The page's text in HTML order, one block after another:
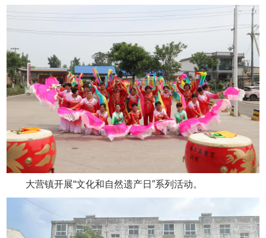
大营镇开展“文化和自然遗产日”系列活动。